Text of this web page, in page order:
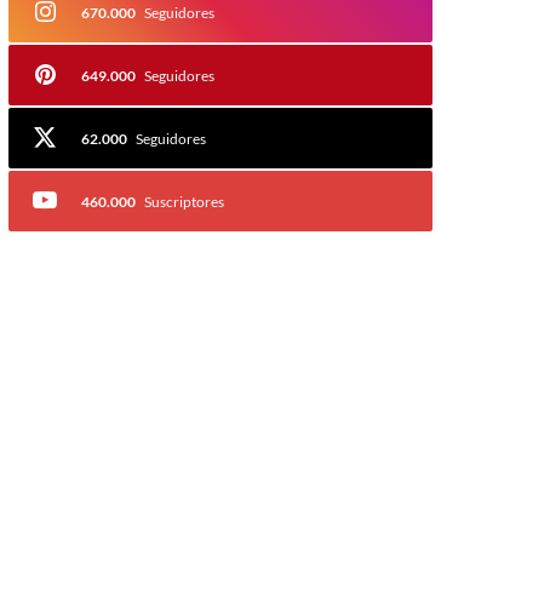
670.000 Seguidores
649.000 Seguidores
62.000 Seguidores
460.000 Suscriptores